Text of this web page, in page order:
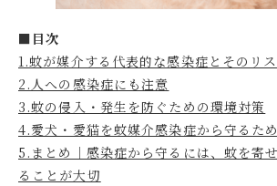
■目次
1.蚊が媒介する代表的な感染症とそのリ
2.人への感染症にも注意
3.蚊の侵入・発生を防ぐための環境対策
4.愛犬・愛猫を蚊媒介感染症から守るた
5.まとめ｜感染症から守るには、蚊を寄
ることが大切